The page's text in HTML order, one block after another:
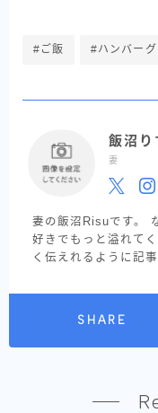
#ご飯 #ハンバーグ
飯沼り
妻
妻の飯沼Risuです。
好きでもっと溢れて
く伝えれるように記
SHARE